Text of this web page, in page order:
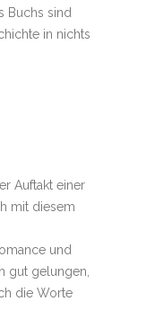
Buchs sind
in nichts
Auftakt einer
mit diesem
und
gut gelungen,
die Worte